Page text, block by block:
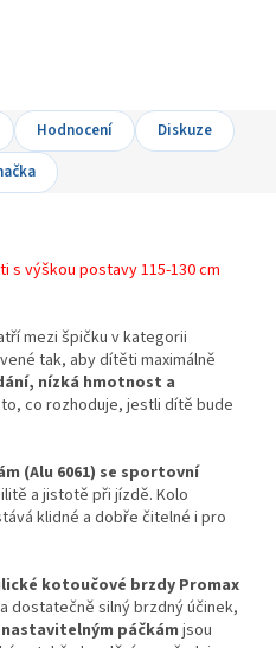
Hodnocení
Diskuze
s výškou postavy 115-130 cm
mezi špičku v kategorii
tak, aby dítěti maximálně
nízká hmotnost a
co rozhoduje, jestli dítě bude
(Alu 6061) se sportovní
a jistotě při jízdě. Kolo
klidné a dobře čitelné i pro
kotoučové brzdy Promax
dostatečně silný brzdný účinek,
nastavitelným páčkám jsou